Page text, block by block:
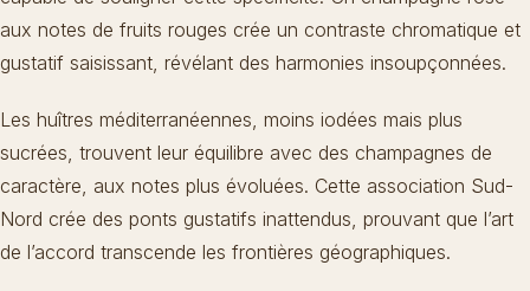
aux notes de fruits rouges crée un contraste chromatique et
gustatif saisissant, révélant des harmonies insoupçonnées.
Les huîtres méditerranéennes, moins iodées mais plus
sucrées, trouvent leur équilibre avec des champagnes de
caractère, aux notes plus évoluées. Cette association Sud-
Nord crée des ponts gustatifs inattendus, prouvant que l’art
de l’accord transcende les frontières géographiques.